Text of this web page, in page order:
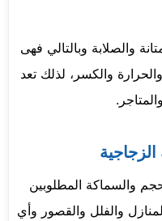
والصلابة وبالتالي فهى
والكسر، لذلك تعد
والسماكة المطلوبين
والفلل والقصور وأي